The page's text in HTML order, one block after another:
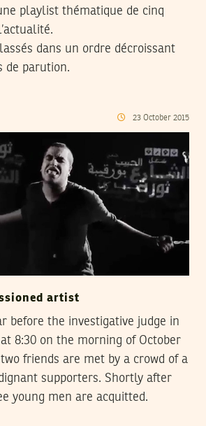
playlist thématique de cinq
dans un ordre décroissant
de parution.
23 October 2015
artist
before the investigative judge in
8:30 on the morning of October
friends are met by a crowd of a
supporters. Shortly after
young men are acquitted.